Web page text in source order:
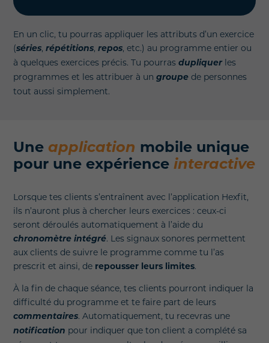
En un clic, tu pourras appliquer les attributs d’un exercice
(séries,répétitions,repos, etc.) au programme entier ou
à quelques exercices précis. Tu pourrasdupliquerles
programmes et les attribuer à ungroupe de personnes
tout aussi simplement.
Une application mobile unique
pour une expérienceinteractive
Lorsque tes clients s’entraînent avec l’application Hexfit,
ils n’auront plus à chercher leurs exercices : ceux-ci
seront déroulés automatiquement à l’aide du
chronomètre intégré. Les signaux sonores permettent
aux clients de suivre le programme comme tu l’as
prescrit et ainsi, de repousser leurs limites.
À la fin de chaque séance, tes clients pourront indiquer la
difficulté du programme et te faire part de leurs
commentaires. Automatiquement, tu recevras une
notification pour indiquer que ton client a complété sa